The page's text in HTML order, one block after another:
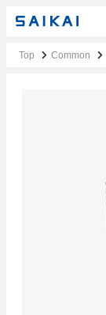
Top Common